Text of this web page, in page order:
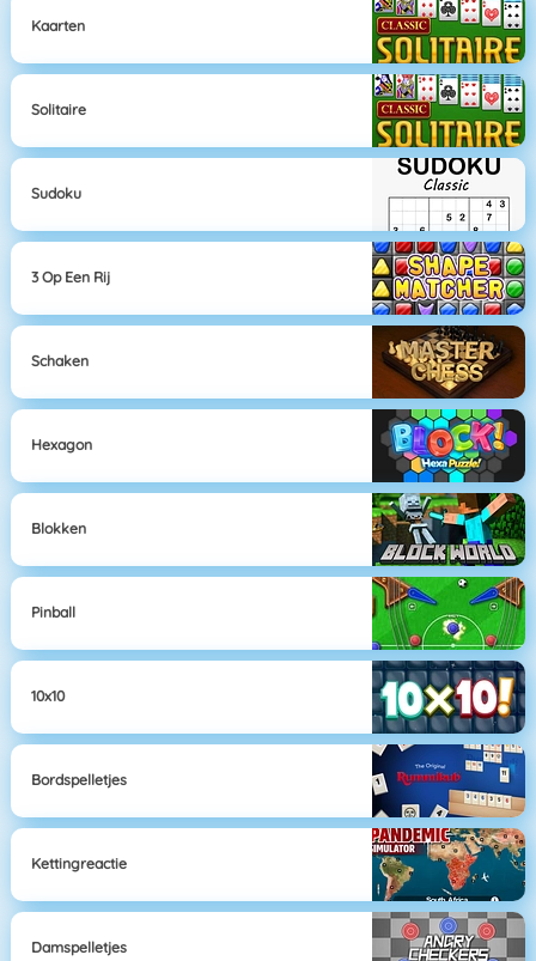
Kaarten
Solitaire
Sudoku
3 Op Een Rij
Schaken
Hexagon
Blokken
Pinball
10x10
Bordspelletjes
Kettingreactie
Damspelletjes